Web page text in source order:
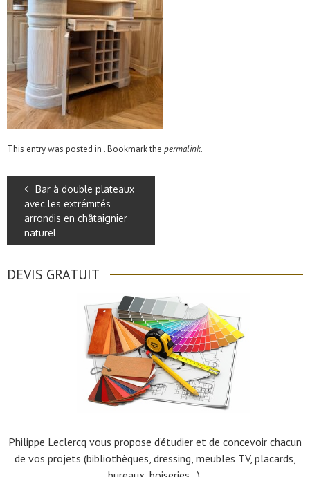
This entry was posted in . Bookmark the permalink.
Bar à double plateaux
avec les extrémités
arrondis en châtaignier
naturel
DEVIS GRATUIT
Philippe Leclercq vous propose d’étudier et de concevoir chacun
de vos projets (bibliothèques, dressing, meubles TV, placards,